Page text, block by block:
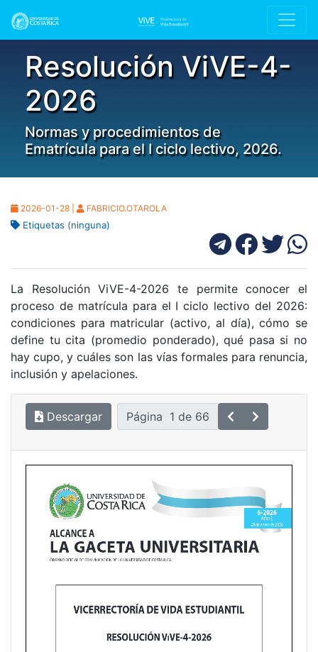
Resolución ViVE-4-
2026
Normas y procedimientos de
Ematrícula para el I ciclo lectivo, 2026.
2026-01-28 | FABRICIO.OTAROLA
Etiquetas (ninguna)
La Resolución ViVE-4-2026 te permite conocer el
proceso de matrícula para el I ciclo lectivo del 2026:
condiciones para matricular (activo, al día), cómo se
define tu cita (promedio ponderado), qué pasa si no
hay cupo, y cuáles son las vías formales para renuncia,
inclusión y apelaciones.
Descargar Página 1 de 66